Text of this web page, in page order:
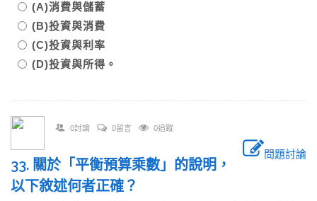
(A)消費與儲蓄
(B)投資與消費
(C)投資與利率
(D)投資與所得。
0討論 0留言 0追蹤
問題討論
33. 關於「平衡預算乘數」的說明，
以下敘述何者正確？